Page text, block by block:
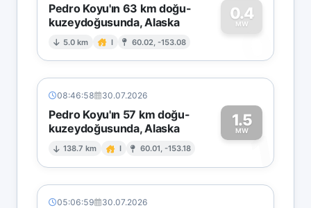
Pedro Koyu'ın 63 km doğu-
kuzeydoğusunda, Alaska
5.0 km I 60.02, -153.08
0.4
MW
0
08:46:58 30.07.2026
Pedro Koyu'ın 57 km doğu-
kuzeydoğusunda, Alaska
138.7 km I 60.01, -153.18
1.5
MW1
05:06:59 30.07.2026